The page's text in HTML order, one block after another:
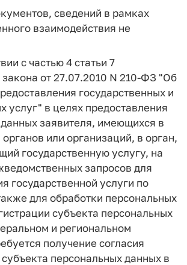
сведений в рамках
взаимодействия не
с частью 4 статьи 7
от 27.07.2010 N 210-ФЗ "Об
государственных и
услуг" в целях предоставления
заявителя, имеющихся в
или организаций, в орган,
государственную услугу, на
запросов для
государственной услуги по
для обработки персональных
субъекта персональных
и региональном
получение согласия
персональных данных в